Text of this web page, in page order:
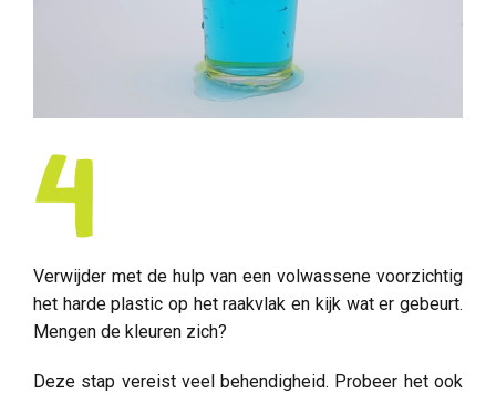
Verwijder met de hulp van een volwassene voorzichtig
het harde plastic op het raakvlak en kijk wat er gebeurt.
Mengen de kleuren zich?
Deze stap vereist veel behendigheid. Probeer het ook